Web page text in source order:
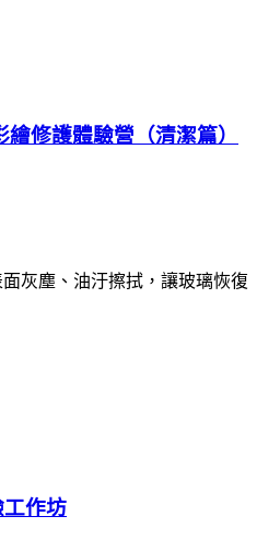
修護體驗營（清潔篇）
灰塵、油汙擦拭，讓玻璃恢復
作坊